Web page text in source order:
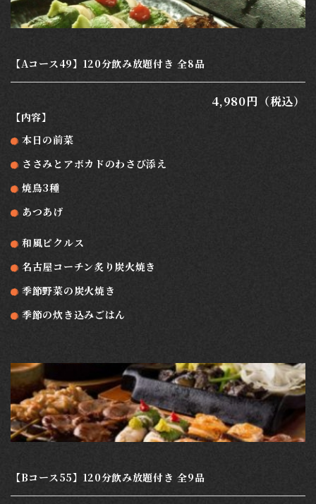
【Aコース49】120分飲み放題付き 全8品
4,980円（税込）
【内容】
本日の前菜
ささみとアボカドのわさび添え
焼鳥3種
あつあげ
和風ピクルス
名古屋コーチン炙り炭火焼き
季節野菜の炭火焼き
季節の炊き込みごはん
【Bコース55】120分飲み放題付き 全9品